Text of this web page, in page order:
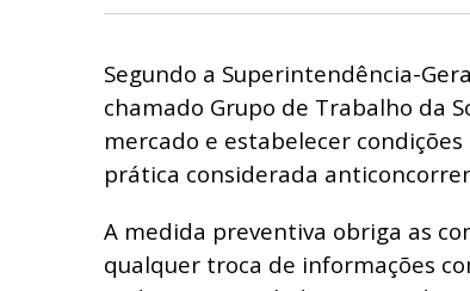
Segundo a Superintendência-
chamado Grupo de Trabalho da
mercado e estabelecer
prática considerada
A medida preventiva obriga as
qualquer troca de informações